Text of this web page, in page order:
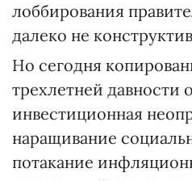
лоббирования
далеко не
Но сегодня
трехлетней давности
инвестиционная
наращивание
потакание